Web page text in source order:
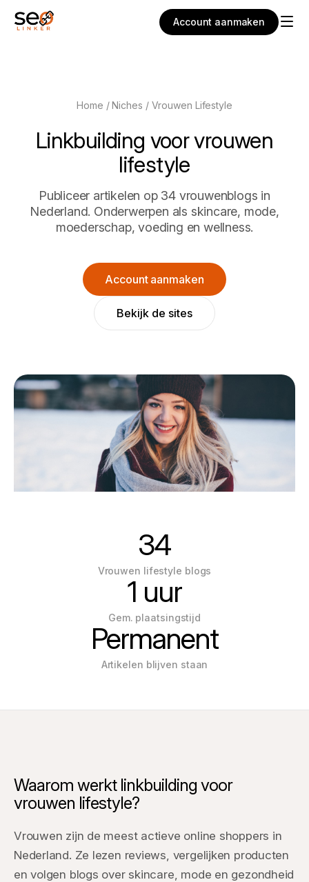
Account aanmaken
Home /Niches / Vrouwen Lifestyle
Linkbuilding voor vrouwen
lifestyle
Publiceer artikelen op 34 vrouwenblogs in
Nederland. Onderwerpen als skincare, mode,
moederschap, voeding en wellness.
Account aanmaken
Bekijk de sites
34
Vrouwen lifestyle blogs
1 uur
Gem. plaatsingstijd
Permanent
Artikelen blijven staan
Waarom werkt linkbuilding voor
vrouwen lifestyle?
Vrouwen zijn de meest actieve online shoppers in
Nederland. Ze lezen reviews, vergelijken producten
en volgen blogs over skincare, mode en gezondheid